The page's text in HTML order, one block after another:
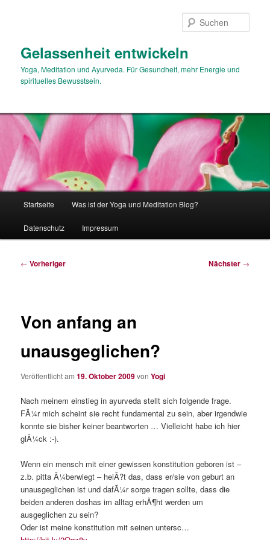
Gelassenheit entwickeln
Yoga, Meditation und Ayurveda. Für Gesundheit, mehr Energie und
spirituelles Bewusstsein.
Startseite Was ist der Yoga und Meditation Blog?
Datenschutz Impressum
Beitragsnavigation
← Vorheriger Nächster →
Von anfang an
unausgeglichen?
Veröffentlicht am19. Oktober 2009vonYogi
Nach meinem einstieg in ayurveda stellt sich folgende frage.
FÃ¼r mich scheint sie recht fundamental zu sein, aber irgendwie
konnte sie bisher keiner beantworten … Vielleicht habe ich hier
glÃ¼ck :-).
Wenn ein mensch mit einer gewissen konstitution geboren ist –
z.b. pitta Ã¼berwiegt – heiÃ?t das, dass er/sie von geburt an
unausgeglichen ist und dafÃ¼r sorge tragen sollte, dass die
beiden anderen doshas im alltag erhÃ¶ht werden um
ausgeglichen zu sein?
Oder ist meine konstitution mit seinen untersc…